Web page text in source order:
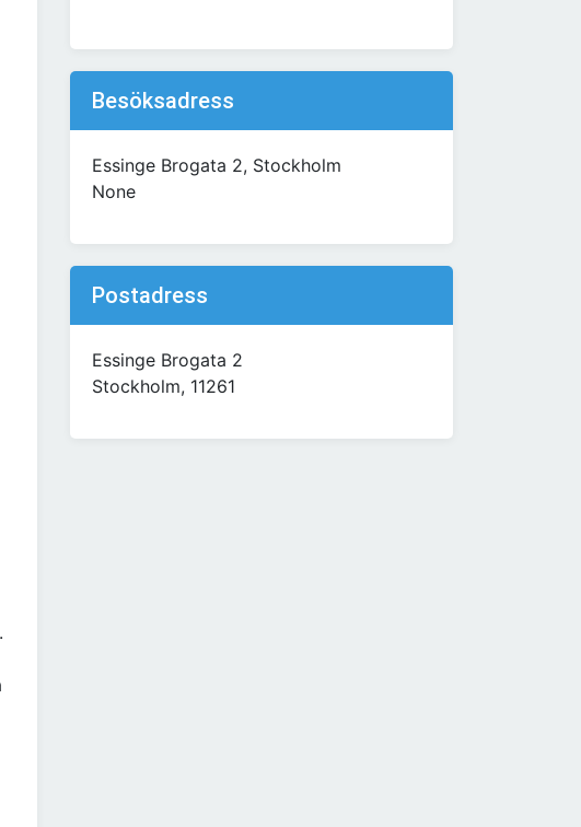
Besöksadress
Essinge Brogata 2, Stockholm
None
Postadress
Essinge Brogata 2
Stockholm, 11261